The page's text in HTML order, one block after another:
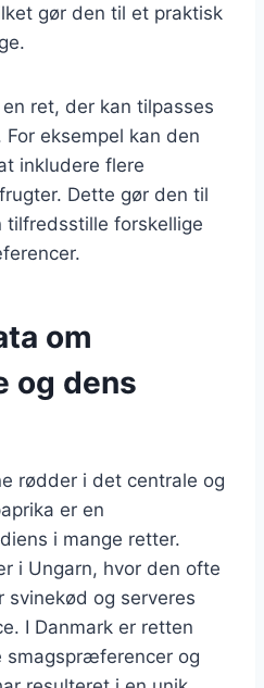
gør den til et praktisk
ret, der kan tilpasses
eksempel kan den
inkludere flere
Dette gør den til
tilfredsstille forskellige
om
og dens
rødder i det centrale og
er en
i mange retter.
i Ungarn, hvor den ofte
svinekød og serveres
I Danmark er retten
smagspræferencer og